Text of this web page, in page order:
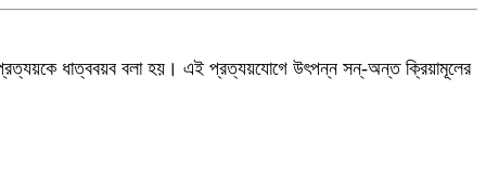
ধাত্ববয়ব বলা হয় । এই প্রত্যয়যোগে উৎপন্ন সন্-অন্ত ক্রিয়ামূলের